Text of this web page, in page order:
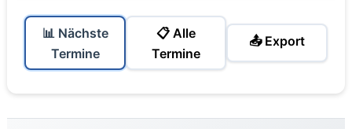
📊 Nächste
Termine
📋 Alle
Termine
📤 Export